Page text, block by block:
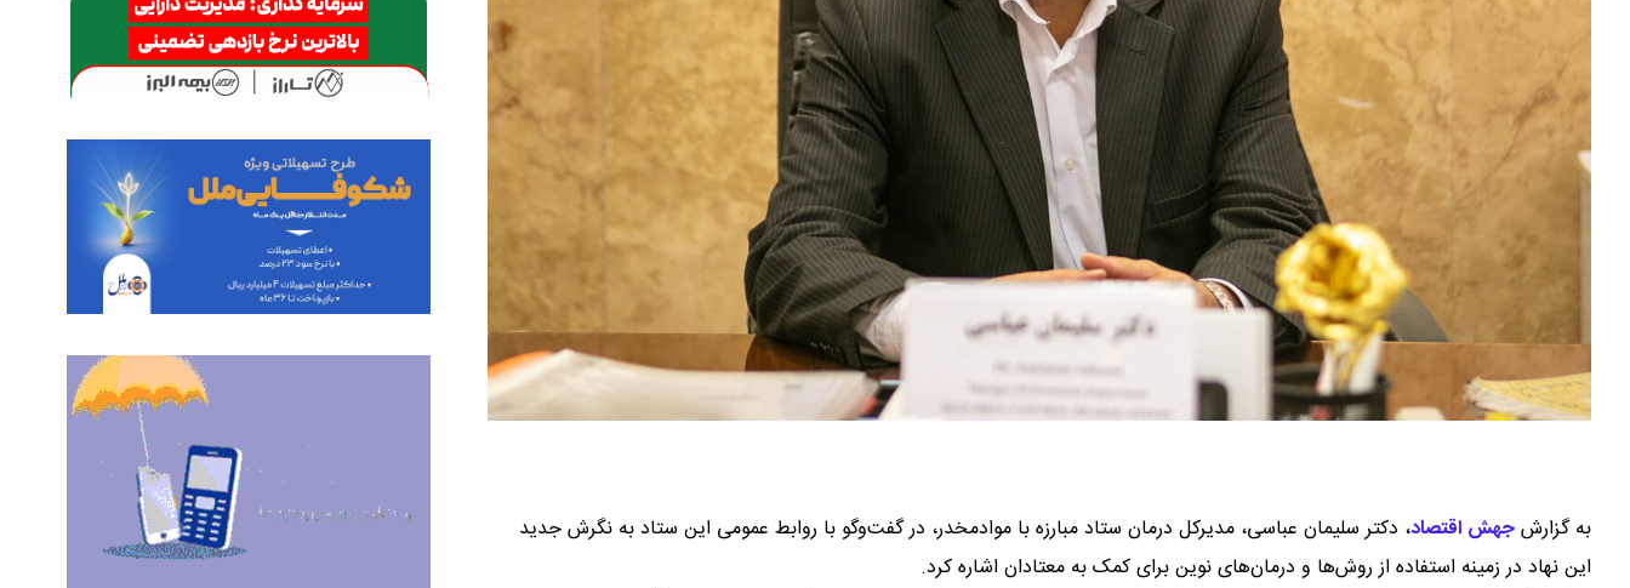
به گزارشجهش اقتصاد، دکتر سلیمان عباسی، مدیرکل درمان ستاد مبارزه با موادمخدر، در گفت‌وگو با روابط عمومی این ستاد به نگرش جدید
این نهاد در زمینه استفاده از روش‌ها و درمان‌های نوین برای کمک به معتادان اشاره کرد.